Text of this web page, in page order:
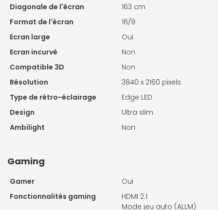
Diagonale de l'écran
163 cm
Format de l'écran
16/9
Ecran large
Oui
Ecran incurvé
Non
Compatible 3D
Non
Résolution
3840 x 2160 pixels
Type de rétro-éclairage
Edge LED
Design
Ultra slim
Ambilight
Non
Gaming
Gamer
Oui
Fonctionnalités gaming
HDMI 2.1
Mode jeu auto (ALLM)